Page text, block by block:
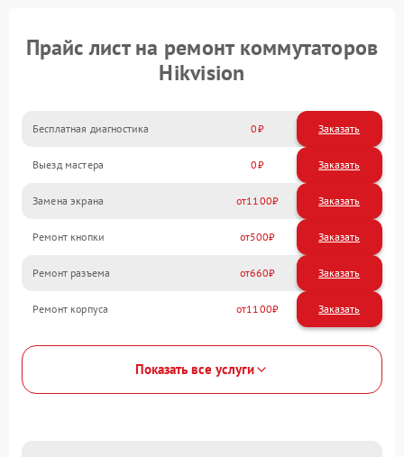
Прайс лист на ремонт коммутаторов
Hikvision
Бесплатная диагностика 0 Заказать
Выезд мастера 0 Заказать
Замена экрана 1100
Ремонт кнопки 500
Ремонт разъема 660
Ремонт корпуса 1100
Показать все услуги